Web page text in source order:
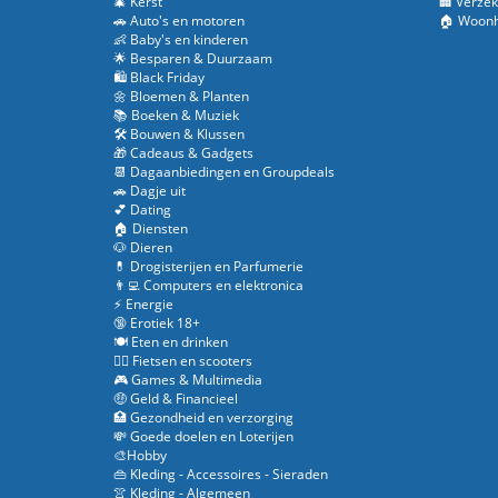
🚗 Auto's en motoren
👶 Baby's en kinderen
🌟 Besparen & Duurzaam
🛍️ Black Friday
🌼 Bloemen & Planten
📚 Boeken & Muziek
🛠️ Bouwen & Klussen
🎁 Cadeaus & Gadgets
📆 Dagaanbiedingen en Groupdeals
🚗 Dagje uit
💕 Dating
🏠 Diensten
🐶 Dieren
💊 Drogisterijen en Parfumerie
👨‍💻 Computers en elektronica
⚡ Energie
🔞 Erotiek 18+
🍽️ Eten en drinken
🚴‍♂️ Fietsen en scooters
🎮 Games & Multimedia
🤑 Geld & Financieel
🏥 Gezondheid en verzorging
💸 Goede doelen en Loterijen
🎨Hobby
👜 Kleding - Accessoires - Sieraden
👚 Kleding - Algemeen
🏠